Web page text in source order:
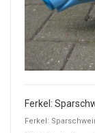
Ferkel:
Ferkel: